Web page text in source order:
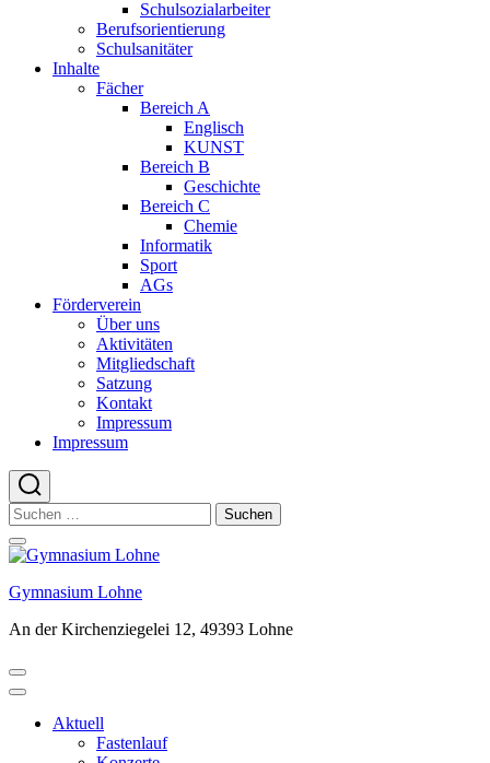
Schulsozialarbeiter
Berufsorientierung
Schulsanitäter
Inhalte
Fächer
Bereich A
Englisch
KUNST
Bereich B
Geschichte
Bereich C
Chemie
Informatik
Sport
AGs
Förderverein
Über uns
Aktivitäten
Mitgliedschaft
Satzung
Kontakt
Impressum
Impressum
Suchen
nach:
Gymnasium Lohne
An der Kirchenziegelei 12, 49393 Lohne
Aktuell
Fastenlauf